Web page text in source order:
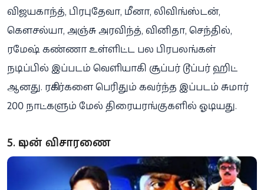
விஜயகாந்த், பிரபுதேவா, மீனா, லிவிங்ஸ்டன்,
கௌசல்யா, அஞ்சு அரவிந்த், வினிதா, செந்தில்,
ரமேஷ் கண்ணா உள்ளிட்ட பல பிரபலங்கள்
நடிப்பில் இப்படம் வெளியாகி சூப்பர் டூப்பர் ஹிட்
ஆனது. ரசிகர்களை பெரிதும் கவர்ந்த இப்படம் சுமார்
200 நாட்களும் மேல் திரையரங்குகளில் ஓடியது.
5. புலன் விசாரணை